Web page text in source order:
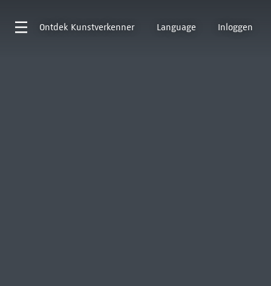
Ontdek Kunstverkenner Language Inloggen